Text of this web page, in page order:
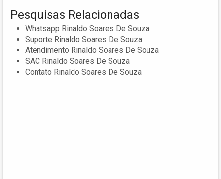
Pesquisas Relacionadas
Whatsapp Rinaldo Soares De Souza
Suporte Rinaldo Soares De Souza
Atendimento Rinaldo Soares De Souza
SAC Rinaldo Soares De Souza
Contato Rinaldo Soares De Souza